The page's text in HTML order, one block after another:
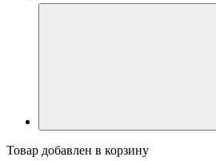
Товар добавлен в корзину